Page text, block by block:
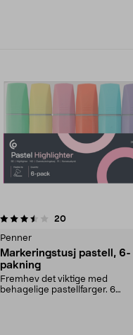
20anmeldelser
Penner
Markeringstusj pastell, 6-
pakning
Fremhev det viktige med
behagelige pastellfarger. 6
4.5 av 5 stjerner